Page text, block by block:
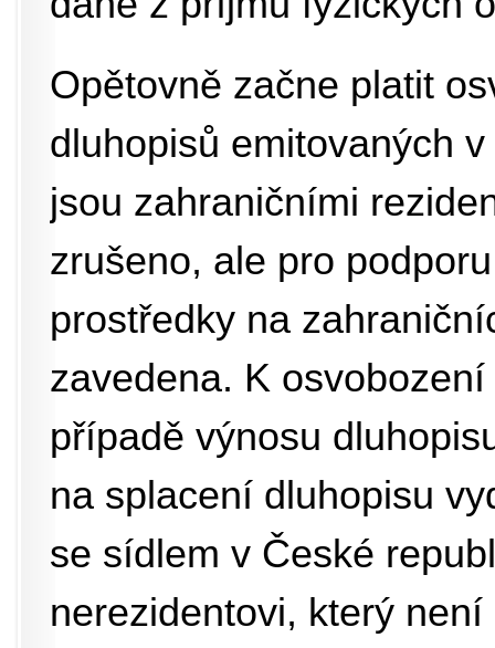
Opětovně začne platit
dluhopisů emitovaných
jsou zahraničními
zrušeno, ale pro
prostředky na
zavedena. K
případě výnosu
na splacení dluhopisu
se sídlem v České
nerezidentovi, který